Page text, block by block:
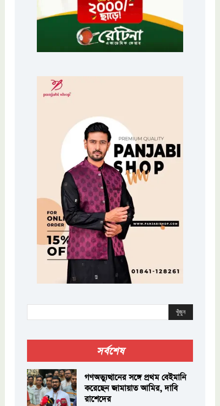
খুঁজুন
সর্বশেষ
গণঅভ্যুত্থানের সঙ্গে প্রথম বেইমানি
করেছেন জামায়াত আমির, দাবি
রাশেদের